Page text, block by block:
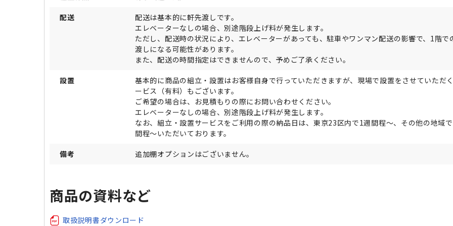
配送
配送は基本的に軒先渡しです。
エレベーターなしの場合、別途階段上げ料が発生します。
ただし、配送時の状況により、エレベーターがあっても、駐車やワンマン配送の影響で、1階で
渡しになる可能性があります。
また、配送の時間指定はできませんので、予めご了承ください。
設置
基本的に商品の組立・設置はお客様自身で行っていただきますが、現場で設置をさせていただ
ービス（有料）もございます。
ご希望の場合は、お見積もりの際にお問い合わせください。
エレベーターなしの場合、別途階段上げ料が発生します。
なお、組立・設置サービスをご利用の際の納品日は、東京23区内で1週間程～、その他の地域
間程～いただいております。
備考 追加棚オプションはございません。
商品の資料など
取扱説明書ダウンロード